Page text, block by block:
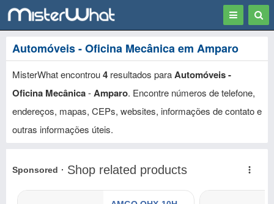
Toggle
Automóveis - Oficina Mecânica em Amparo
MisterWhat encontrou4 resultados paraAutomóveis -
Oficina Mecânica-Amparo. Encontre números de telefone,
endereços, mapas, CEPs, websites, informações de contato e
outras informações úteis.